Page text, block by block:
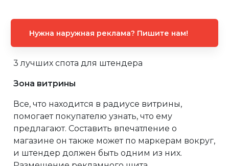
Нужна наружная реклама? Пишите нам!
3 лучших спота для штендера
Зона витрины
Все, что находится в радиусе витрины,
помогает покупателю узнать, что ему
предлагают. Составить впечатление о
магазине он также может по маркерам вокруг,
и штендер должен быть одним из них.